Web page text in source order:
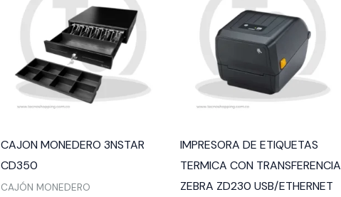
CAJON MONEDERO 3NSTAR
CD350
CAJÓN MONEDERO
IMPRESORA DE ETIQUETAS
TERMICA CON TRANSFERENCIA
ZEBRA ZD230 USB/ETHERNET